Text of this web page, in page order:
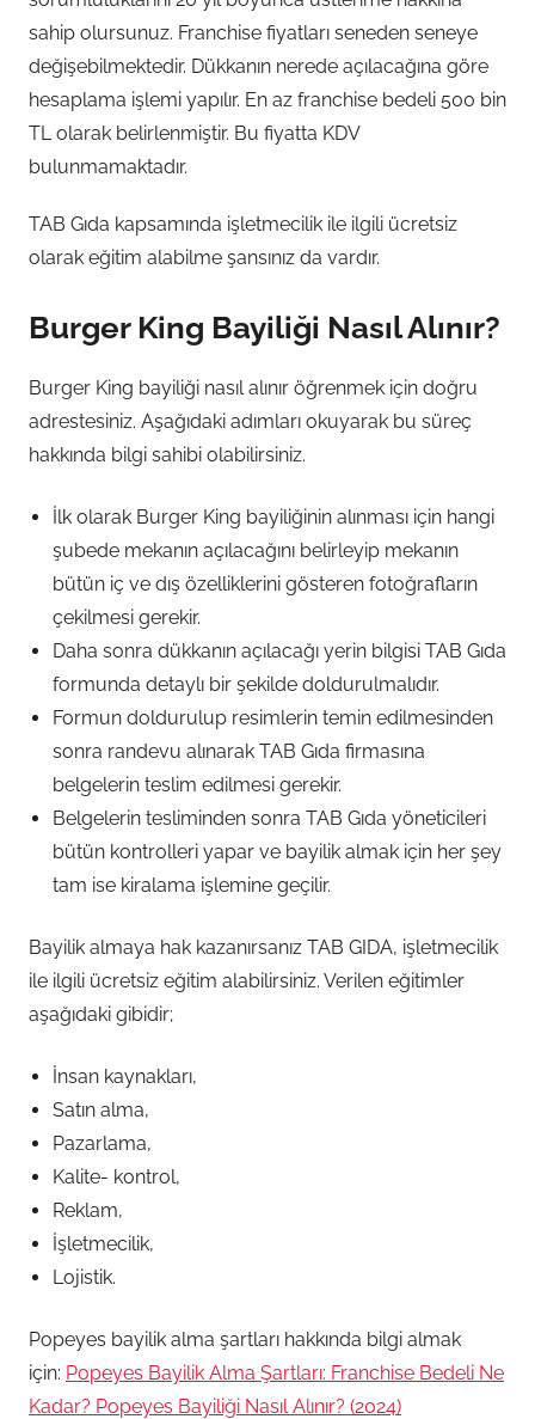
sahip olursunuz. Franchise fiyatları seneden seneye
değişebilmektedir. Dükkanın nerede açılacağına göre
hesaplama işlemi yapılır. En az franchise bedeli 500 bin
TL olarak belirlenmiştir. Bu fiyatta KDV
bulunmamaktadır.
TAB Gıda kapsamında işletmecilik ile ilgili ücretsiz
olarak eğitim alabilme şansınız da vardır.
Burger King Bayiliği Nasıl Alınır?
Burger King bayiliği nasıl alınır öğrenmek için doğru
adrestesiniz. Aşağıdaki adımları okuyarak bu süreç
hakkında bilgi sahibi olabilirsiniz.
İlk olarak Burger King bayiliğinin alınması için hangi
şubede mekanın açılacağını belirleyip mekanın
bütün iç ve dış özelliklerini gösteren fotoğrafların
çekilmesi gerekir.
Daha sonra dükkanın açılacağı yerin bilgisi TAB Gıda
formunda detaylı bir şekilde doldurulmalıdır.
Formun doldurulup resimlerin temin edilmesinden
sonra randevu alınarak TAB Gıda firmasına
belgelerin teslim edilmesi gerekir.
Belgelerin tesliminden sonra TAB Gıda yöneticileri
bütün kontrolleri yapar ve bayilik almak için her şey
tam ise kiralama işlemine geçilir.
Bayilik almaya hak kazanırsanız TAB GIDA, işletmecilik
ile ilgili ücretsiz eğitim alabilirsiniz. Verilen eğitimler
aşağıdaki gibidir;
İnsan kaynakları,
Satın alma,
Pazarlama,
Kalite- kontrol,
Reklam,
İşletmecilik,
Lojistik.
Popeyes bayilik alma şartları hakkında bilgi almak
için: Popeyes Bayilik Alma Şartları: Franchise Bedeli Ne
Kadar? Popeyes Bayiliği Nasıl Alınır? (2024)